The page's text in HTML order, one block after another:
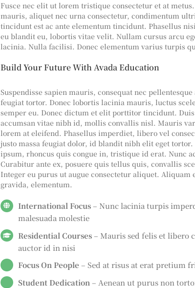
Fusce nec elit ut lorem tristique consectetur et at
mauris, aliquet nec urna consectetur, condimentum
tincidunt est ac ante elementum tincidunt. Phasellus
eu blandit eu, lobortis vitae velit. Nullam cursus arcu
lacinia. Nulla facilisi. Donec elementum varius turpis
Build Your Future With Avada Education
Suspendisse sapien mauris, consequat nec
feugiat tortor. Donec lobortis lacinia mauris, luctus
semper eu. Donec dictum et elit porttitor tincidunt.
accumsan vitae nibh id, mollis convallis nisl. Mauris
lorem at eleifend. Phasellus imperdiet, libero vel
justo massa feugiat dolor, id blandit nibh elit eget tortor.
ipsum, rhoncus quis congue in, tristique id erat. Nunc
Curabitur ante ex, posuere quis tellus quis, convallis
Integer eu purus ut augue consectetur aliquet. Aliquam
gravida, elementum.
International Focus – Nunc lacinia turpis
malesuada molestie
Residential Courses – Mauris sed felis et libero
auctor id in nisi
Focus On People – Sed at risus at erat pretium
Student Dedication – Aenean ut purus non